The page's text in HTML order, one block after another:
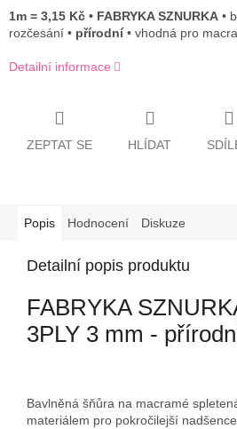
1m = 3,15 Kč • FABRYKA SZNURKA •
rozčesání • přírodní• vhodná pro
Detailní informace
ZEPTAT SE HLÍDAT
Popis Hodnocení Diskuze
Detailní popis produktu
FABRYKA
3PLY 3 mm -
Bavlněná šňůra na macramé
materiálem pro pokročilejší